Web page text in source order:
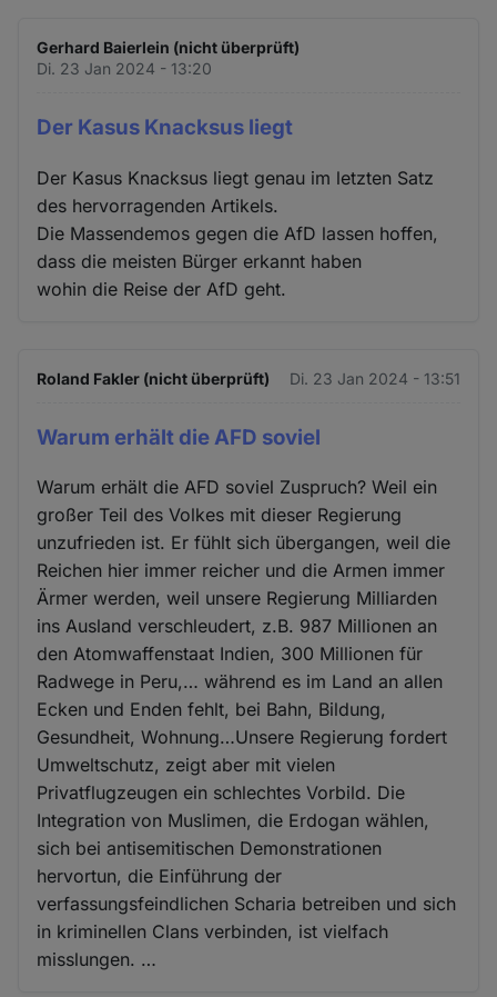
Gerhard Baierlein (nicht überprüft)
Di. 23 Jan 2024 - 13:20
Der Kasus Knacksus liegt
Der Kasus Knacksus liegt genau im letzten Satz
des hervorragenden Artikels.
Die Massendemos gegen die AfD lassen hoffen,
dass die meisten Bürger erkannt haben
wohin die Reise der AfD geht.
Roland Fakler (nicht überprüft) Di. 23 Jan 2024 - 13:51
Warum erhält die AFD soviel
Warum erhält die AFD soviel Zuspruch? Weil ein
großer Teil des Volkes mit dieser Regierung
unzufrieden ist. Er fühlt sich übergangen, weil die
Reichen hier immer reicher und die Armen immer
Ärmer werden, weil unsere Regierung Milliarden
ins Ausland verschleudert, z.B. 987 Millionen an
den Atomwaffenstaat Indien, 300 Millionen für
Radwege in Peru,… während es im Land an allen
Ecken und Enden fehlt, bei Bahn, Bildung,
Gesundheit, Wohnung…Unsere Regierung fordert
Umweltschutz, zeigt aber mit vielen
Privatflugzeugen ein schlechtes Vorbild. Die
Integration von Muslimen, die Erdogan wählen,
sich bei antisemitischen Demonstrationen
hervortun, die Einführung der
verfassungsfeindlichen Scharia betreiben und sich
in kriminellen Clans verbinden, ist vielfach
misslungen. …